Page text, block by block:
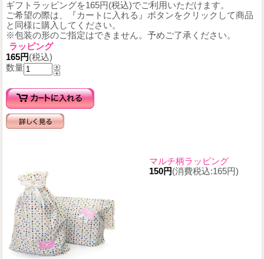
ギフトラッピングを165円(税込)でご利用いただけます。
ご希望の際は、『カートに入れる』ボタンをクリックして商品
と同様に購入してください。
※包装の形のご指定はできません。予めご了承ください。
ラッピング
165円(税込)
数量
マルチ柄ラッピング
150円(消費税込:165円)